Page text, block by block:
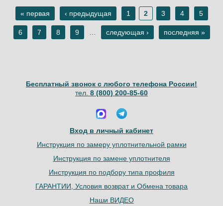
Страницы
« первая ‹ предыдущая 1 2 3 4 5
6 7 8 9 следующая › последняя »
Бесплатный звонок с любого телефона России!
тел. 8 (800) 200-85-60
Вход в личный кабинет
Инструкция по замеру уплотнительной рамки
Инструкция по замене уплотнителя
Инструкция по подбору типа профиля
ГАРАНТИИ, Условия возврат и Обмена товара
Наши ВИДЕО